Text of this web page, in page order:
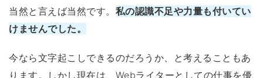
当然と言えば当然です。 私の認識不足や力量も付いてい
けませんでした。
今なら文字起こしできるのだろうか、と考えることもあ
ります。しかし現在は、Webライターとしての仕事を優